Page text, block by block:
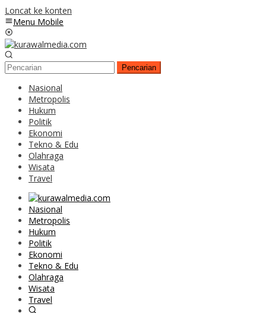
Loncat ke konten
Menu Mobile
Pencarian
Nasional
Metropolis
Hukum
Politik
Ekonomi
Tekno & Edu
Olahraga
Wisata
Travel
Nasional
Metropolis
Hukum
Politik
Ekonomi
Tekno & Edu
Olahraga
Wisata
Travel